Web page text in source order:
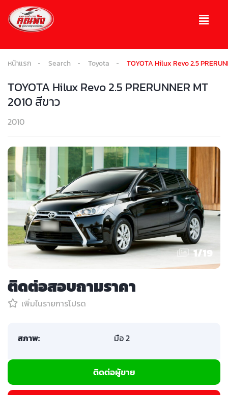
หน้าแรก Search Toyota TOYOTA Hilux Revo 2.5
TOYOTA Hilux Revo 2.5 PRERUNNER MT
2010 สีขาว
2010
1/19
ติดต่อสอบถามราคา
เพิ่มในรายการโปรด
สภาพ: มือ 2
ติดต่อผู้ขาย